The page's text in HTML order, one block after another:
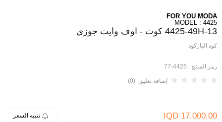
FOR YOU MODA
MODEL : 4425
4425-49H-13 كوت - اوف وايت جوزي
كود الباركود
رمز المنتج : 4425-77
إضافة تعليق (0)
17.000,00 تنبيه السعر